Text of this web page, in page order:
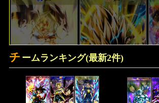
チ ームランキング(最新2件)